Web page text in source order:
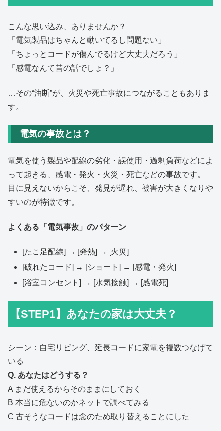
こんな思い込み、ありませんか？
「電気製品はちゃんと動いてるし問題ない」
「ちょっとコードが傷んでるけど大丈夫だろう」
「感電なんて昔の話でしょ？」
…その“油断”が、火災や死亡事故につながることもありま
す。
電気の事故とは？
電気を使う製品や配線の劣化・誤使用・過剰負荷などによ
って起きる、感電・発火・火災・死亡などの事故です。
目に見えないからこそ、発見が遅れ、被害が大きくなりや
すいのが特徴です。
よくある「電気事故」のパターン
[たこ足配線] → [発熱] → [火災]
[破れたコード] → [ショート] → [感電・発火]
[浴室コンセント] → [水気接触] → [感電死]
【STEP1】あなたの家は大丈夫？
シーン：自宅リビング、延長コードに家電を複数つなげて
いる
Q. あなたはどうする？
A まだ使えるからそのままにしておく
B 本当に危ないのかネットで調べてみる
C 古そうなコードは念のため取り替えることにした